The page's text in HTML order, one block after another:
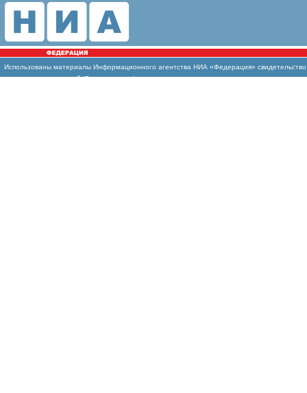
Использованы материалы Информационного агентства НИА «Федерация»
массовых коммуникаций (Роскомнадзор)